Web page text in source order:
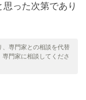
った次第であり
、専門家との相談を代替
門家に相談してくださ